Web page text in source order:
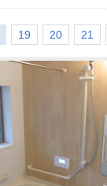
19 20 21